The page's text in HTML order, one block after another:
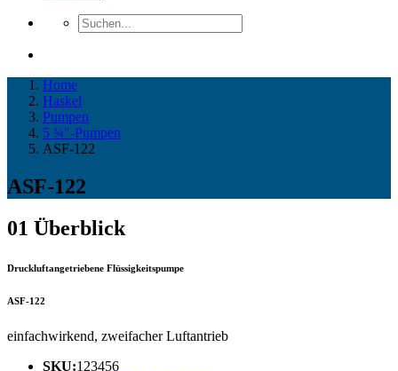
Home
Haskel
Pumpen
5 ¾″-Pumpen
ASF-122
ASF-122
01 Überblick
Druckluftangetriebene Flüssigkeitspumpe
ASF-122
einfachwirkend, zweifacher Luftantrieb
SKU:123456